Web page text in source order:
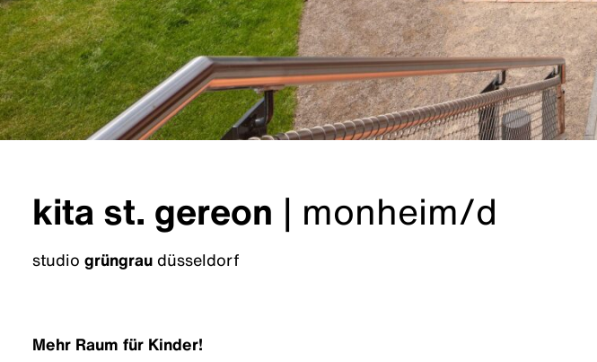
kita st. gereon | monheim/d
studio grüngrau düsseldorf
Mehr Raum für Kinder!